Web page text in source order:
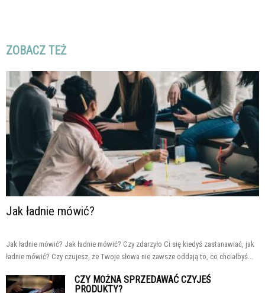
ZOBACZ TEŻ
Jak ładnie mówić?
Jak ładnie mówić? Jak ładnie mówić? Czy zdarzyło Ci się kiedyś zastanawiać, jak
ładnie mówić? Czy czujesz, że Twoje słowa nie zawsze oddają to, co chciałbyś...
CZY MOŻNA SPRZEDAWAĆ CZYJEŚ
PRODUKTY?